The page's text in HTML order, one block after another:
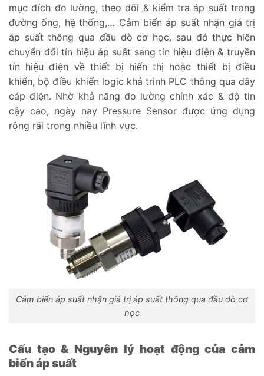
mục đích đo lường, theo dõi & kiểm tra áp suất trong
đường ống, hệ thống,… Cảm biến áp suất nhận giá trị
áp suất thông qua đầu dò cơ học, sau đó thực hiện
chuyển đổi tín hiệu áp suất sang tín hiệu điện & truyền
tín hiệu điện về thiết bị hiển thị hoặc thiết bị điều
khiển, bộ điều khiển logic khả trình PLC thông qua dây
cáp điện. Nhờ khả năng đo lường chính xác & độ tin
cậy cao, ngày nay Pressure Sensor được ứng dụng
rộng rãi trong nhiều lĩnh vực.
Cảm biến áp suất nhận giá trị áp suất thông qua đầu dò cơ
học
Cấu tạo & Nguyên lý hoạt động của cảm
biến áp suất